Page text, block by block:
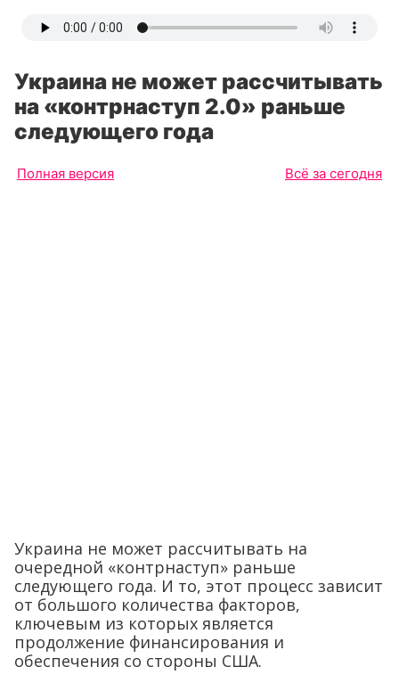
Украина не может рассчитывать
на «контрнаступ 2.0» раньше
следующего года
Полная версия Всё за сегодня
Украина не может рассчитывать на
очередной «контрнаступ» раньше
следующего года. И то, этот процесс зависит
от большого количества факторов,
ключевым из которых является
продолжение финансирования и
обеспечения со стороны США.